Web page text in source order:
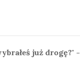
już drogę?" -